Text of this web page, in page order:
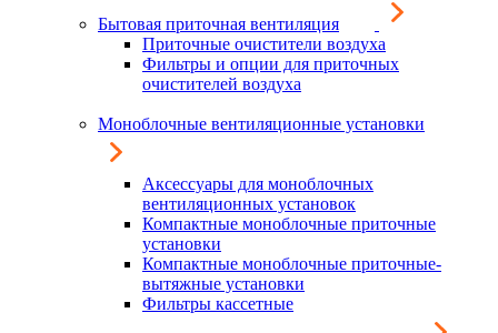
Бытовая приточная вентиляция
Приточные очистители воздуха
Фильтры и опции для приточных
очистителей воздуха
Моноблочные вентиляционные установки
Аксессуары для моноблочных
вентиляционных установок
Компактные моноблочные приточные
установки
Компактные моноблочные приточные-
вытяжные установки
Фильтры кассетные